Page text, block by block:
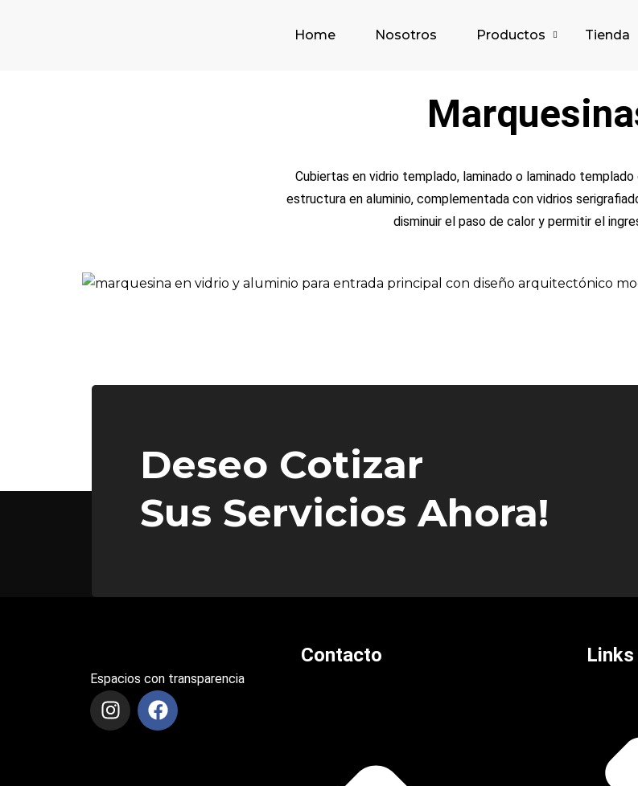
Home Nosotros Productos Tienda
Cubiertas en vidrio templado, laminado o laminado
estructura en aluminio, complementada con vidrios
disminuir el paso de calor y permitir el
Deseo Cotizar
Sus Servicios Ahora!
Espacios con transparencia
Contacto